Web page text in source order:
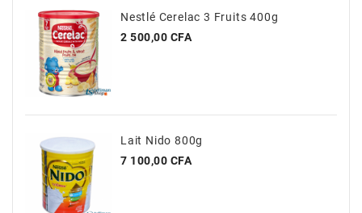
Véhicules
Jouets
Santé
Beauté
Nestlé Cerelac 3 Fruits 400g
Prix
2 500,00 CFA
Lait Nido 800g
Prix
7 100,00 CFA